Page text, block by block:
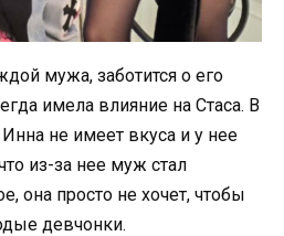
мужа, заботится о его
имела влияние на Стаса. В
Инна не имеет вкуса и у нее
из-за нее муж стал
она просто не хочет, чтобы
девчонки.